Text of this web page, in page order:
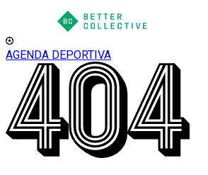
AGENDA DEPORTIVA